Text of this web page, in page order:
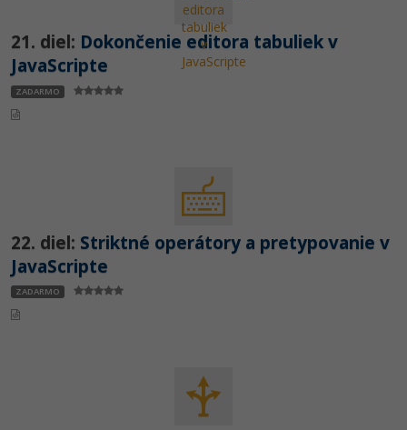
21. diel: Dokončenie editora tabuliek v
JavaScripte
ZADARMO
22. diel: Striktné operátory a pretypovanie v
JavaScripte
ZADARMO